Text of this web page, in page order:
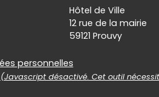
Hôtel de Ville
12 rue de la mairie
59121 Prouvy
personnelles
(Javascript désactivé. Cet outil